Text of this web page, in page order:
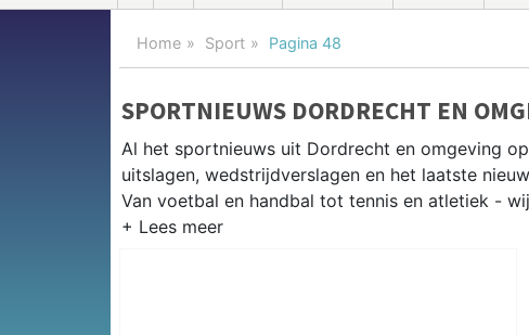
Home Sport Pagina 48
SPORTNIEUWS DORDRECHT EN
Al het sportnieuws uit Dordrecht en omgeving
uitslagen, wedstrijdverslagen en het laatste
Van voetbal en handbal tot tennis en atletiek -
Van FC Dordrecht en BVC Barendrecht tot
Diep — sport in Dordrecht heeft een sterke